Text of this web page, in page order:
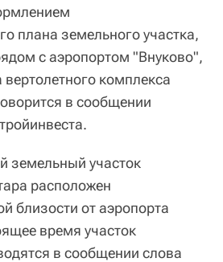
плана земельного участка,
с аэропортом "Внуково",
вертолетного комплекса
в сообщении
земельный участок
расположен
близости от аэропорта
время участок
в сообщении слова